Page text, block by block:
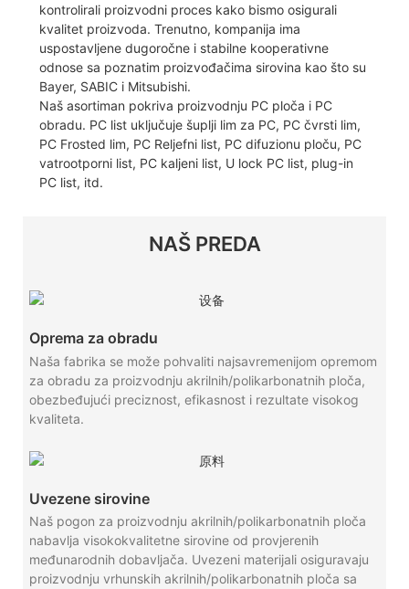
kontrolirali proizvodni proces kako bismo osigurali
kvalitet proizvoda. Trenutno, kompanija ima
uspostavljene dugoročne i stabilne kooperativne
odnose sa poznatim proizvođačima sirovina kao što su
Bayer, SABIC i Mitsubishi.
Naš asortiman pokriva proizvodnju PC ploča i PC
obradu. PC list uključuje šuplji lim za PC, PC čvrsti lim,
PC Frosted lim, PC Reljefni list, PC difuzionu ploču, PC
vatrootporni list, PC kaljeni list, U lock PC list, plug-in
PC list, itd.
NAŠ PREDA
Oprema za obradu
Naša fabrika se može pohvaliti najsavremenijom opremom
za obradu za proizvodnju akrilnih/polikarbonatnih ploča,
obezbeđujući preciznost, efikasnost i rezultate visokog
kvaliteta.
Uvezene sirovine
Naš pogon za proizvodnju akrilnih/polikarbonatnih ploča
nabavlja visokokvalitetne sirovine od provjerenih
međunarodnih dobavljača. Uvezeni materijali osiguravaju
proizvodnju vrhunskih akrilnih/polikarbonatnih ploča sa